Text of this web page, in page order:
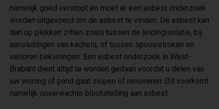
namelijk goed verstopt en moet er een asbest onderzoek
worden uitgevoerd om de asbest te vinden. De asbest kan
dan op plekken zitten zoals tussen de leidingisolatie, bij
aansluitingen van kachels, of tussen spouwstroken en
verloren bekistingen. Een asbest onderzoek in West-
Brabant dient altijd te worden gedaan voordat u delen van
uw woning of pand gaat slopen of renoveren. Dit voorkomt
namelijk onverwachte blootstelling aan asbest.